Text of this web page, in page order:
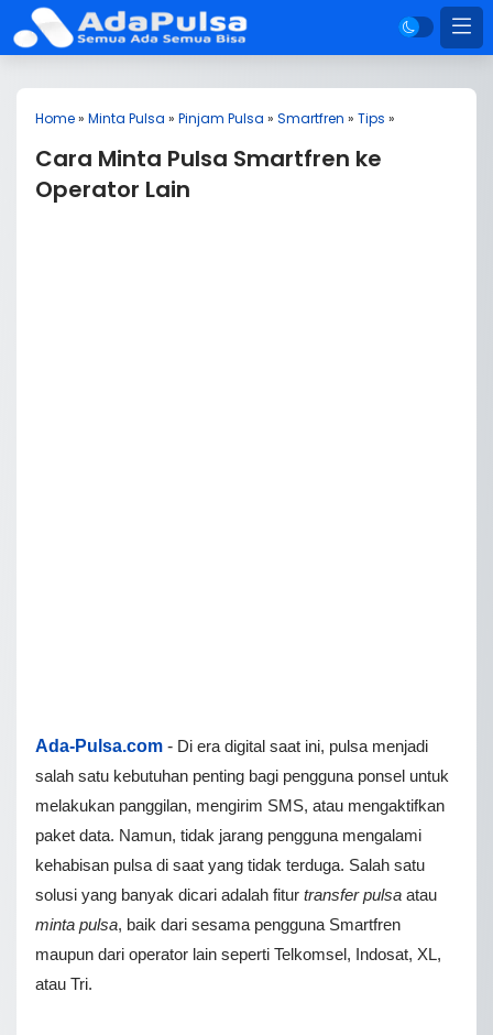
Home» Minta Pulsa » Pinjam Pulsa » Smartfren » Tips »
Cara Minta Pulsa Smartfren ke
Operator Lain
Ada-Pulsa.com - Di era digital saat ini, pulsa menjadi
salah satu kebutuhan penting bagi pengguna ponsel untuk
melakukan panggilan, mengirim SMS, atau mengaktifkan
paket data. Namun, tidak jarang pengguna mengalami
kehabisan pulsa di saat yang tidak terduga. Salah satu
solusi yang banyak dicari adalah fitur transfer pulsa atau
minta pulsa, baik dari sesama pengguna Smartfren
maupun dari operator lain seperti Telkomsel, Indosat, XL,
atau Tri.